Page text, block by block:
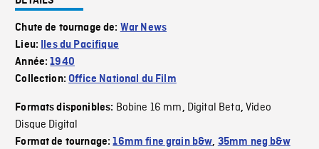
Chute de tournage de: War News
Lieu:
Iles du Pacifique
Année:1940
Collection:Office National du Film
Formats disponibles: Bobine 16 mm, Digital Beta,Video
Disque Digital
Format de tournage:16mm fine grain b&w, 35mm neg b&w